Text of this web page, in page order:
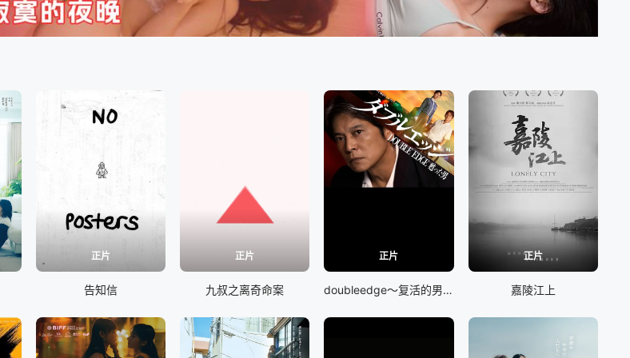
正片
告知信
正片
九叔之离奇命案
正片
doubleedge～复活的男人
正片
嘉陵江上